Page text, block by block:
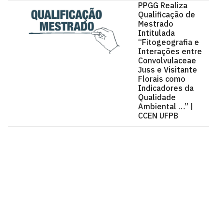
PPGG Realiza
Qualificação de
Mestrado
Intitulada
“Fitogeografia e
Interações entre
Convolvulaceae
Juss e Visitante
Florais como
Indicadores da
Qualidade
Ambiental …” |
CCEN UFPB